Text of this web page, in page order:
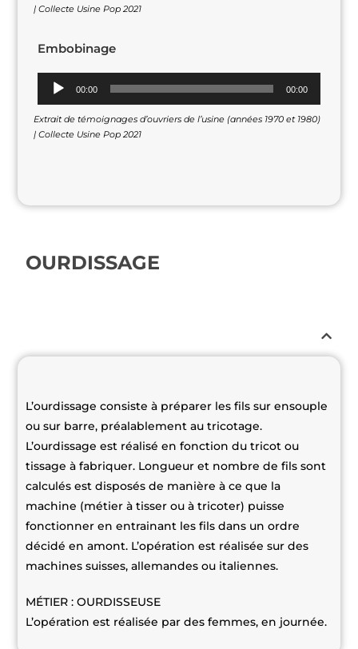
| Collecte Usine Pop 2021
Embobinage
Lecteur
audio
00:00 00:00
Extrait de témoignages d’ouvriers de l’usine (années 1970 et 1980)
| Collecte Usine Pop 2021
OURDISSAGE
L’ourdissage consiste à préparer les fils sur ensouple
ou sur barre, préalablement au tricotage.
L’ourdissage est réalisé en fonction du tricot ou
tissage à fabriquer. Longueur et nombre de fils sont
calculés est disposés de manière à ce que la
machine (métier à tisser ou à tricoter) puisse
fonctionner en entrainant les fils dans un ordre
décidé en amont. L’opération est réalisée sur des
machines suisses, allemandes ou italiennes.
MÉTIER : OURDISSEUSE
L’opération est réalisée par des femmes, en journée.